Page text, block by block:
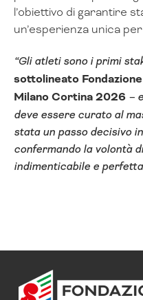
l’obiettivo di garantire
un’esperienza unica
“Gli atleti sono i primi
sottolineato
Milano Cortina 2026 –
deve essere curato al
stata un passo decisivo
confermando la volontà
indimenticabile e